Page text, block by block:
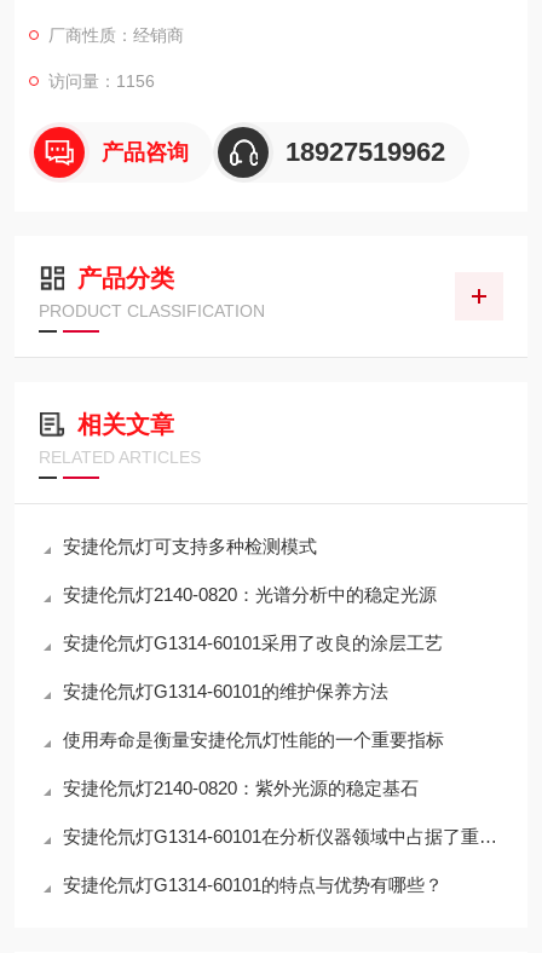
厂商性质：经销商
访问量：1156
产品咨询 18927519962
产品分类
PRODUCT CLASSIFICATION
相关文章
RELATED ARTICLES
安捷伦氘灯可支持多种检测模式
安捷伦氘灯2140-0820：光谱分析中的稳定光源
安捷伦氘灯G1314-60101采用了改良的涂层工艺
安捷伦氘灯G1314-60101的维护保养方法
使用寿命是衡量安捷伦氘灯性能的一个重要指标
安捷伦氘灯2140-0820：紫外光源的稳定基石
安捷伦氘灯G1314-60101在分析仪器领域中占据了重要地位
安捷伦氘灯G1314-60101的特点与优势有哪些？